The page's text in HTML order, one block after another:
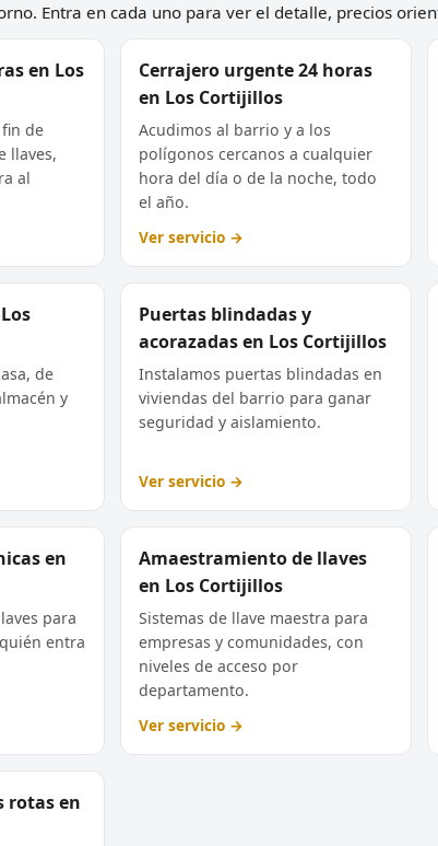
Entra en cada uno para ver el detalle, precios
en Los
de
llaves,
al
Cerrajero urgente 24 horas
en Los Cortijillos
Acudimos al barrio y a los
polígonos cercanos a cualquier
hora del día o de la noche, todo
el año.
Ver servicio →
de
y
Puertas blindadas y
acorazadas en Los Cortijillos
Instalamos puertas blindadas en
viviendas del barrio para ganar
seguridad y aislamiento.
Ver servicio →
en
para
entra
Amaestramiento de llaves
en Los Cortijillos
Sistemas de llave maestra para
empresas y comunidades, con
niveles de acceso por
departamento.
Ver servicio →
rotas en